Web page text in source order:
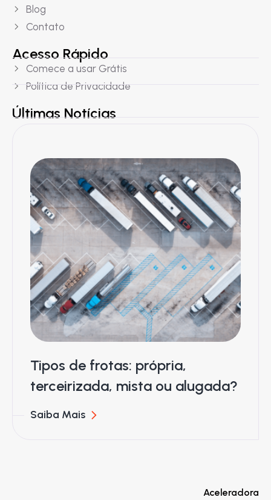
Blog
Contato
Acesso Rápido
Comece a usar Grátis
Política de Privacidade
Últimas Notícias
Tipos de frotas: própria,
terceirizada, mista ou alugada?
Saiba Mais
Aceleradora